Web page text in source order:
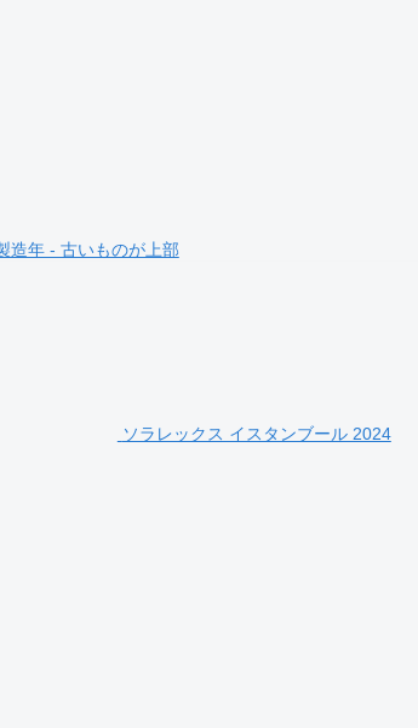
造年 - 古いものが上部
ソラレックス イスタンブール 2024